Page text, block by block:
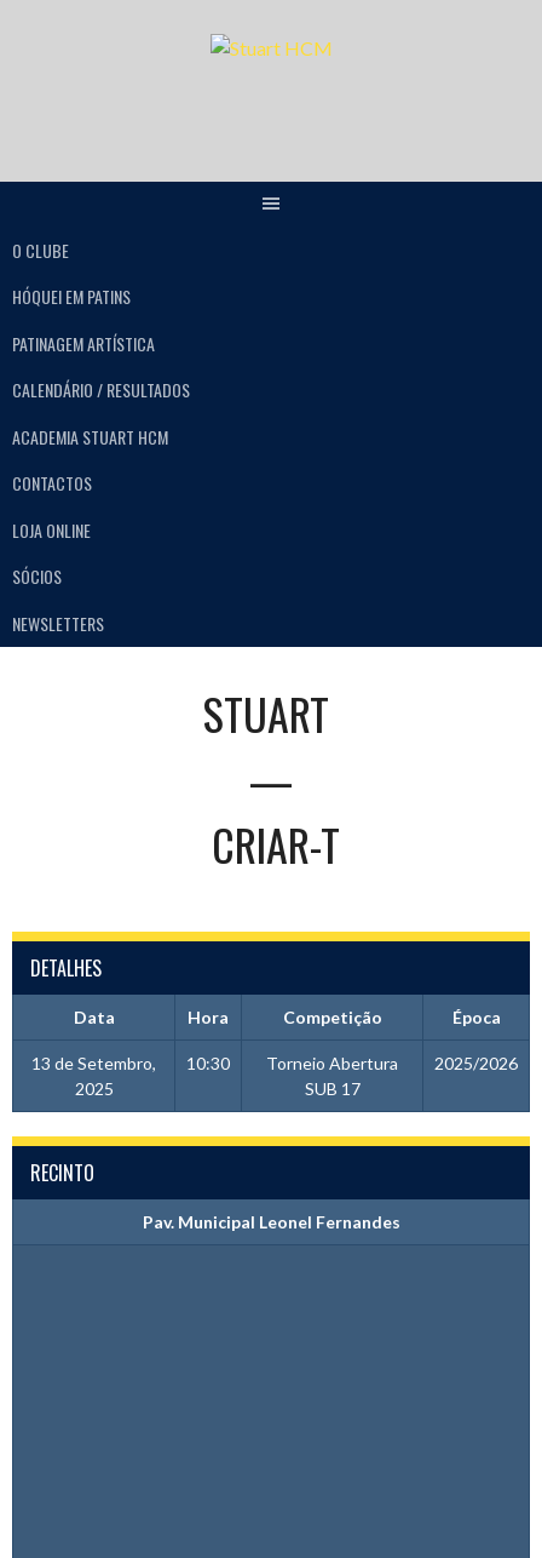
O CLUBE
HÓQUEI EM PATINS
PATINAGEM ARTÍSTICA
CALENDÁRIO / RESULTADOS
ACADEMIA STUART HCM
CONTACTOS
LOJA ONLINE
SÓCIOS
NEWSLETTERS
STUART
—
CRIAR-T
DETALHES
Data Hora Competição Época
13 de Setembro,
2025
10:30
Torneio Abertura
SUB 17
2025/2026
RECINTO
Pav. Municipal Leonel Fernandes